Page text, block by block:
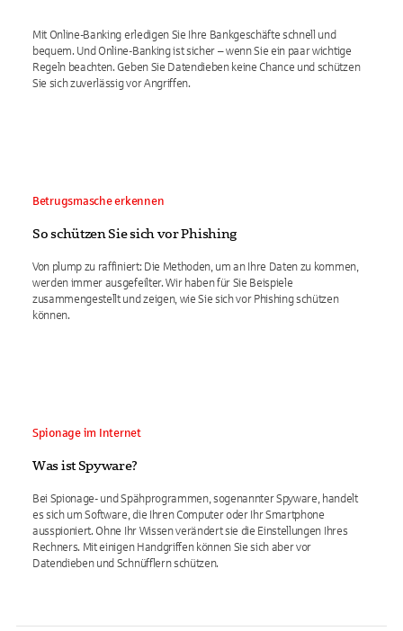
Mit Online-Banking erledigen Sie Ihre Bankgeschäfte schnell und
bequem. Und Online-Banking ist sicher – wenn Sie ein paar wichtige
Regeln beachten. Geben Sie Datendieben keine Chance und schützen
Sie sich zuverlässig vor Angriffen.
Betrugsmasche erkennen
So schützen Sie sich vor Phishing
Von plump zu raffiniert: Die Methoden, um an Ihre Daten zu kommen,
werden immer ausgefeilter. Wir haben für Sie Beispiele
zusammengestellt und zeigen, wie Sie sich vor Phishing schützen
können.
Spionage im Internet
Was ist Spyware?
Bei Spionage- und Spähprogrammen, sogenannter Spyware, handelt
es sich um Software, die Ihren Computer oder Ihr Smartphone
ausspioniert. Ohne Ihr Wissen verändert sie die Einstellungen Ihres
Rechners. Mit einigen Handgriffen können Sie sich aber vor
Datendieben und Schnüfflern schützen.